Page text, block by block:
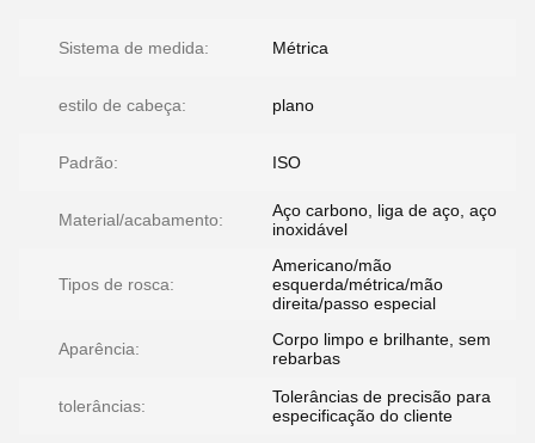
Sistema de medida: Métrica
estilo de cabeça: plano
Padrão: ISO
Material/acabamento:
Aço carbono, liga de aço, aço
inoxidável
Tipos de rosca:
Americano/mão
esquerda/métrica/mão
direita/passo especial
Aparência:
Corpo limpo e brilhante, sem
rebarbas
tolerâncias:
Tolerâncias de precisão para
especificação do cliente